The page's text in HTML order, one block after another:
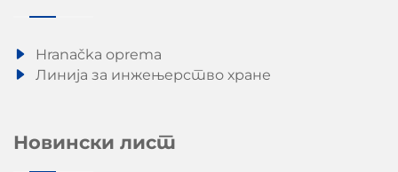
Hranačka oprema
Линија за инжењерство хране
Новински лист